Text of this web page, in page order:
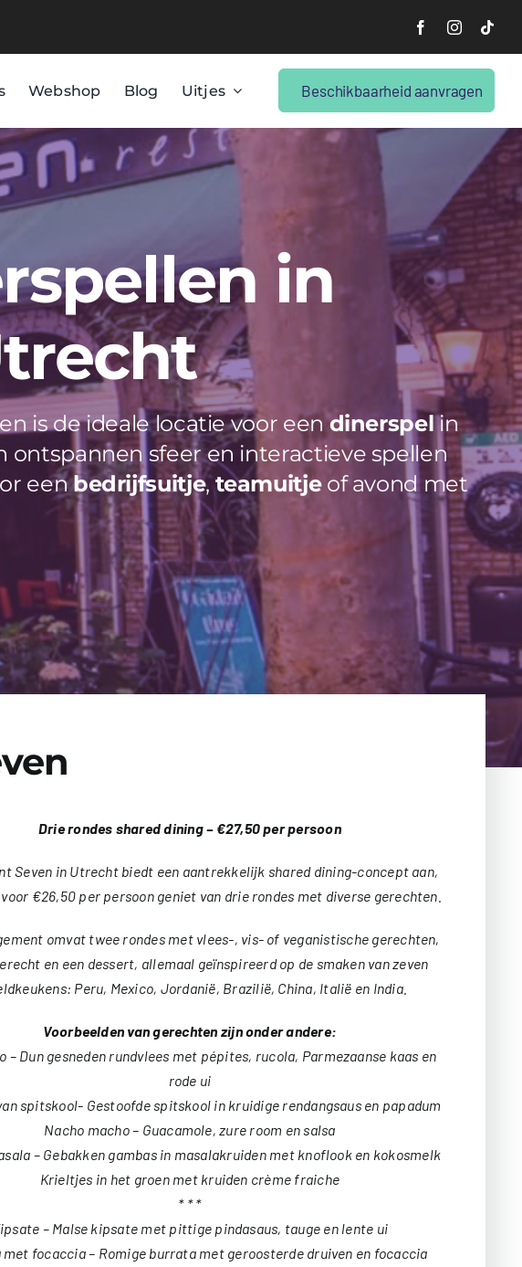
Webshop Blog Uitjes Beschikbaarheid aanvragen
in
is de ideale locatie voor eendinerspelin
ontspannen sfeer en interactieve spellen
eenbedrijfsuitje,teamuitjeof avond met
Drie rondes shared dining – €27,50 per persoon
Seven in Utrecht biedt een aantrekkelijk shared dining-concept aan,
€26,50 per persoon geniet van drie rondes met diverse gerechten.
omvat twee rondes met vlees-, vis- of veganistische gerechten,
en een dessert, allemaal geïnspireerd op de smaken van zeven
Peru, Mexico, Jordanië, Brazilië, China, Italië en India.
Voorbeelden van gerechten zijn onder andere:
– Dun gesneden rundvlees met pépites, rucola, Parmezaanse kaas en
rode ui
spitskool- Gestoofde spitskool in kruidige rendangsaus en papadum
Nacho macho – Guacamole, zure room en salsa
– Gebakken gambas in masalakruiden met knoflook en kokosmelk
Krieltjes in het groen met kruiden crème fraiche
* * *
– Malse kipsate met pittige pindasaus, tauge en lente ui
focaccia – Romige burrata met geroosterde druiven en focaccia